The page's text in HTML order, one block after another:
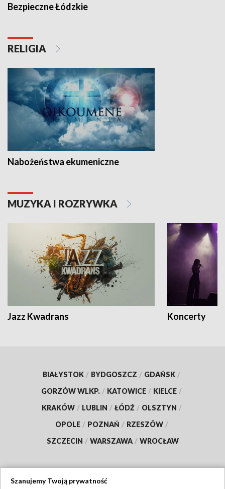
Bezpieczne Łódzkie
RELIGIA
Nabożeństwa ekumeniczne
MUZYKA I ROZRYWKA
Jazz Kwadrans Koncerty
BIAŁYSTOK / BYDGOSZCZ / GDAŃSK /
GORZÓW WLKP. / KATOWICE / KIELCE /
KRAKÓW / LUBLIN / ŁÓDŹ / OLSZTYN /
OPOLE / POZNAŃ / RZESZÓW /
SZCZECIN / WARSZAWA / WROCŁAW
Szanujemy Twoją prywatność